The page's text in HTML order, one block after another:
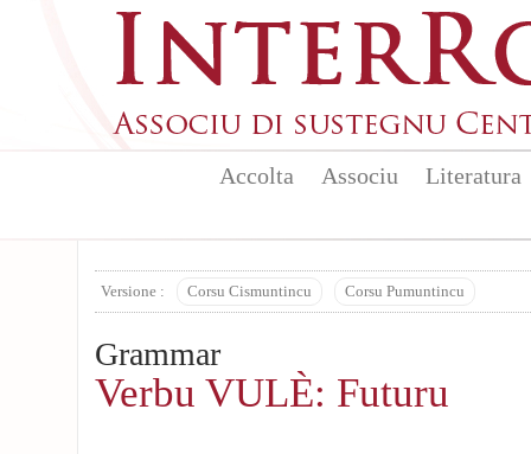
Accolta Associu Literatura
Versione : Corsu Cismuntincu Corsu Pumuntincu
Grammar
Verbu VULÈ: Futuru